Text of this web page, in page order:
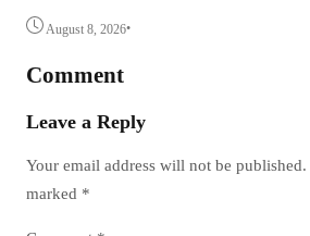
August 8, 2026•
Comment
Leave a Reply
Your email address will not be published.
marked *